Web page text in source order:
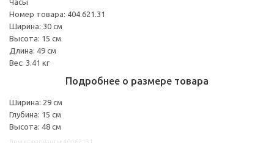
Номер товара: 404.621.31
Ширина: 30 см
Высота: 15 см
Длина: 49 см
Вес: 3.41 кг
Подробнее о размере товара
Ширина: 29 см
Глубина: 15 см
Высота: 48 см